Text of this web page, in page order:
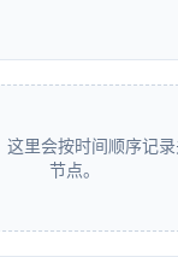
这里会按时间顺序记
节点。